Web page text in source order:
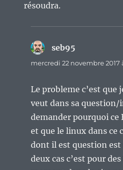
résoudra.
seb95
mercredi 22 novembre 2017
Le probleme c’est que
veut dans sa
demander pourquoi ce
et que le linux dans ce
dont il est question est
deux cas c’est pour